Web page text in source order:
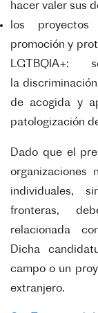
hacer valer sus
los
promoción y
LGTBQIA+:
la
de acogida y
patologización
Dado que el
organizaciones
individuales,
fronteras,
relacionada
Dicha
campo o un
extranjero.